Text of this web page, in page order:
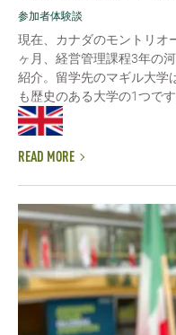
参加者体験談
現在、カナダのモントリオ
ヶ月、経営管理課程3年の
紹介。留学先のマギル大学
も歴史のある大学の1つです
READ MORE